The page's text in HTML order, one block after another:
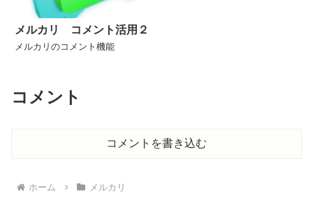
メルカリ コメント活用２
メルカリのコメント機能
コメント
コメントを書き込む
ホーム メルカリ